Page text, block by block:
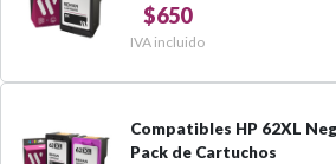
$650
IVA incluido
Compatibles HP 62XL
Pack de Cartuchos